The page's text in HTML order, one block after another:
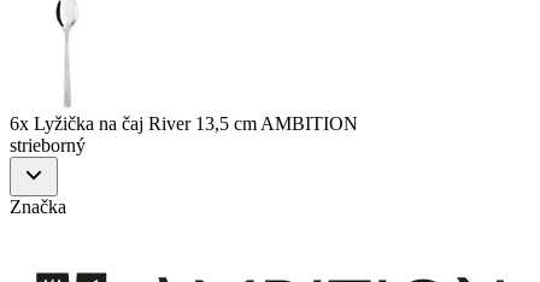
6x Lyžička na čaj River 13,5 cm AMBITION
strieborný
Značka